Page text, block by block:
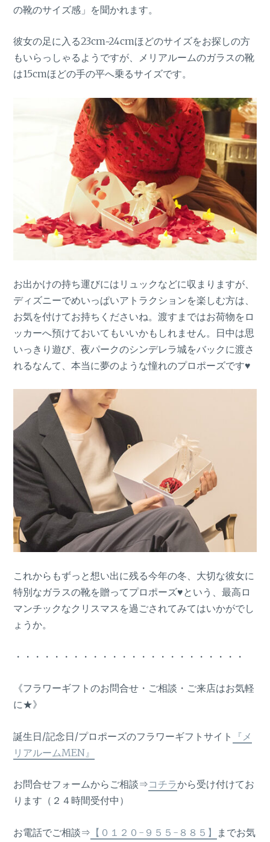
の靴のサイズ感」を聞かれます。
彼女の足に入る23cm~24cmほどのサイズをお探しの方
もいらっしゃるようですが、メリアルームのガラスの靴
は15cmほどの手の平へ乗るサイズです。
お出かけの持ち運びにはリュックなどに収まりますが、
ディズニーでめいっぱいアトラクションを楽しむ方は、
お気を付けてお持ちくださいね。渡すまではお荷物をロ
ッカーへ預けておいてもいいかもしれません。日中は思
いっきり遊び、夜パークのシンデレラ城をバックに渡さ
れるなんて、本当に夢のような憧れのプロポーズです♥
これからもずっと想い出に残る今年の冬、大切な彼女に
特別なガラスの靴を贈ってプロポーズ♥という、最高ロ
マンチックなクリスマスを過ごされてみてはいかがでし
ょうか。
・・・・・・・・・・・・・・・・・・・・・・・・
《フラワーギフトのお問合せ・ご相談・ご来店はお気軽
に★》
誕生日/記念日/プロポーズのフラワーギフトサイト
『メ
リアルームMEN』
お問合せフォームからご相談⇒コチラから受け付けてお
ります（２４時間受付中）
お電話でご相談⇒ 【０１２０-９５５-８８５】 までお気